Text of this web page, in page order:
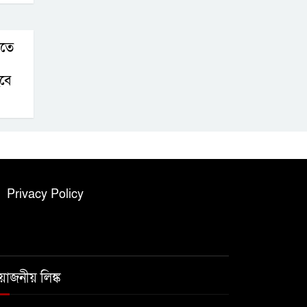
Privacy Policy
লিঙ্ক